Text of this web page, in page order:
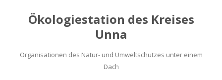
Ökologiestation des Kreises
Unna
Organisationen des Natur- und Umweltschutzes unter einem
Dach